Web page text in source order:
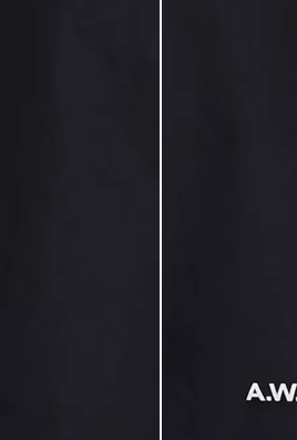
Para ter uma
e veja a seleção